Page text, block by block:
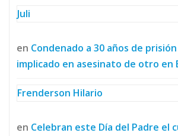
Juli
en Condenado a 30 años de
implicado en asesinato de otro en
Frenderson Hilario
en Celebran este Día del Padre el